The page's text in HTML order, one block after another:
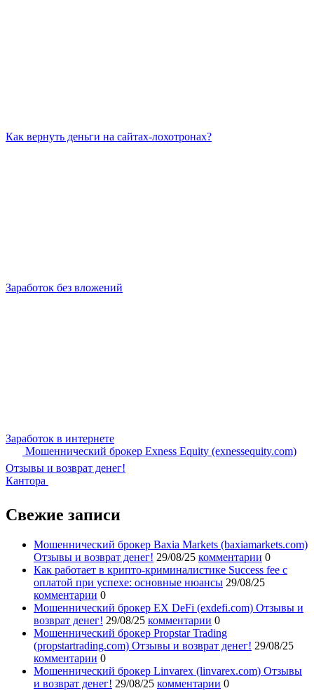
Как вернуть деньги на сайтах-лохотронах?
Заработок без вложений
Заработок в интернете
Мошеннический брокер Exness Equity (exnessequity.com)
Отзывы и возврат денег!
Кантора
Свежие записи
Мошеннический брокер Baxia Markets (baxiamarkets.com)
Отзывы и возврат денег! 29/08/25 комментарии 0
Как работает в крипто-криминалистике Success fee с
оплатой при успехе: основные нюансы 29/08/25
комментарии 0
Мошеннический брокер EX DeFi (exdefi.com) Отзывы и
возврат денег! 29/08/25 комментарии 0
Мошеннический брокер Propstar Trading
(propstartrading.com) Отзывы и возврат денег! 29/08/25
комментарии 0
Мошеннический брокер Linvarex (linvarex.com) Отзывы
и возврат денег! 29/08/25 комментарии 0